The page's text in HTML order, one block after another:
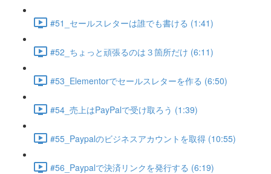
#51_セールスレターは誰でも書ける (1:41)
#52_ちょっと頑張るのは３箇所だけ (6:11)
#53_Elementorでセールスレターを作る (6:50)
#54_売上はPayPalで受け取ろう (1:39)
#55_Paypalのビジネスアカウントを取得 (10:55)
#56_Paypalで決済リンクを発行する (6:19)